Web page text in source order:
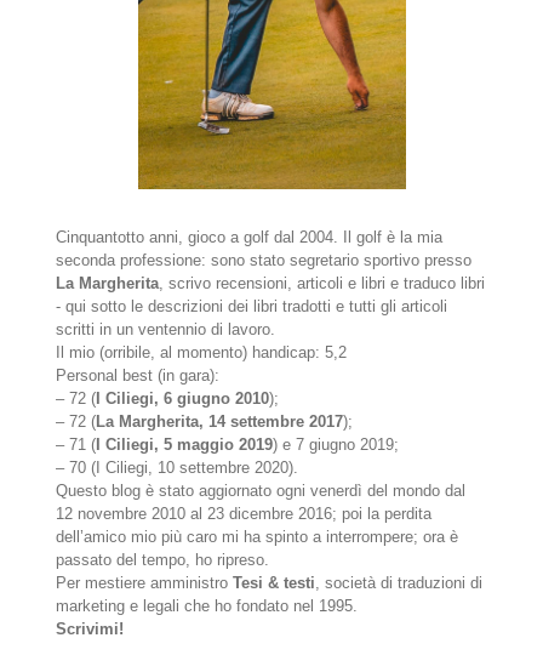
Cinquantotto anni, gioco a golf dal 2004. Il golf è la mia
seconda professione: sono stato segretario sportivo presso
La Margherita, scrivo recensioni, articoli e libri e traduco libri
- qui sotto le descrizioni dei libri tradotti e tutti gli articoli
scritti in un ventennio di lavoro.
Il mio (orribile, al momento) handicap: 5,2
Personal best (in gara):
– 72 ( I Ciliegi, 6 giugno 2010);
– 72 (La Margherita, 14 settembre 2017);
– 71 ( I Ciliegi, 5 maggio 2019) e 7 giugno 2019;
– 70 (I Ciliegi, 10 settembre 2020).
Questo blog è stato aggiornato ogni venerdì del mondo dal
12 novembre 2010 al 23 dicembre 2016; poi la perdita
dell’amico mio più caro mi ha spinto a interrompere; ora è
passato del tempo, ho ripreso.
Per mestiere amministroTesi & testi, società di traduzioni di
marketing e legali che ho fondato nel 1995.
Scrivimi!